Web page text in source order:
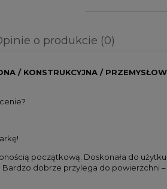
zawiera ewentualnych
o produkcie (0)
/ KONSTRUKCYJNA /
początkową. Doskonała do
dobrze przylega do powierzchni